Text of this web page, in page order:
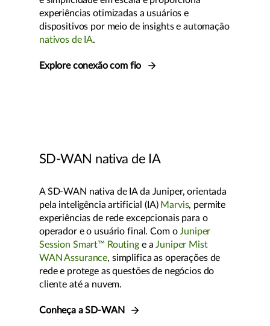
experiências otimizadas a usuários e
dispositivos por meio de insights e automação
nativos de IA.
Explore conexão com fio
SD-WAN nativa de IA
A SD-WAN nativa de IA da Juniper, orientada
pela inteligência artificial (IA) Marvis, permite
experiências de rede excepcionais para o
operador e o usuário final. Com oJuniper
Session Smart™ Routinge aJuniper Mist
WAN Assurance, simplifica as operações de
rede e protege as questões de negócios do
cliente até a nuvem.
Conheça a SD-WAN